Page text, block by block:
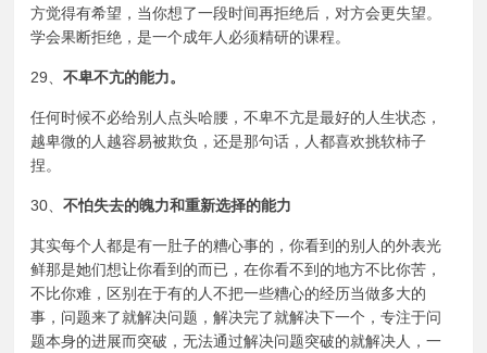
方觉得有希望，当你想了一段时间再拒绝后，对方会更失望。
学会果断拒绝，是一个成年人必须精研的课程。
29、不卑不亢的能力。
任何时候不必给别人点头哈腰，不卑不亢是最好的人生状态，
越卑微的人越容易被欺负，还是那句话，人都喜欢挑软柿子
捏。
30、不怕失去的魄力和重新选择的能力
其实每个人都是有一肚子的糟心事的，你看到的别人的外表光
鲜那是她们想让你看到的而已，在你看不到的地方不比你苦，
不比你难，区别在于有的人不把一些糟心的经历当做多大的
事，问题来了就解决问题，解决完了就解决下一个，专注于问
题本身的进展而突破，无法通过解决问题突破的就解决人，一